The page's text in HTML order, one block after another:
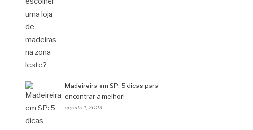
Madeireira em SP: 5 dicas para
encontrar a melhor!
agosto 1, 2023